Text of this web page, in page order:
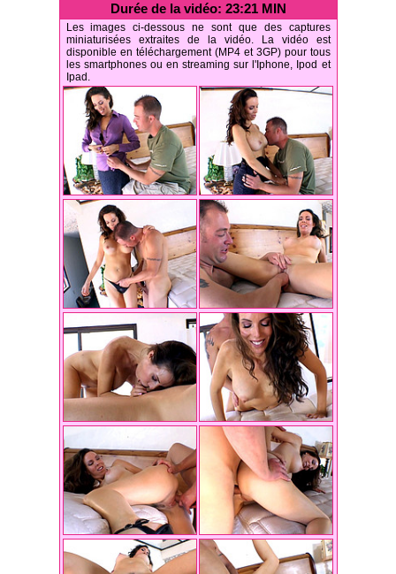
Durée de la vidéo: 23:21 MIN
Les images ci-dessous ne sont que des captures
miniaturisées extraites de la vidéo. La vidéo est
disponible en téléchargement (MP4 et 3GP) pour tous
les smartphones ou en streaming sur l'Iphone, Ipod et
Ipad.